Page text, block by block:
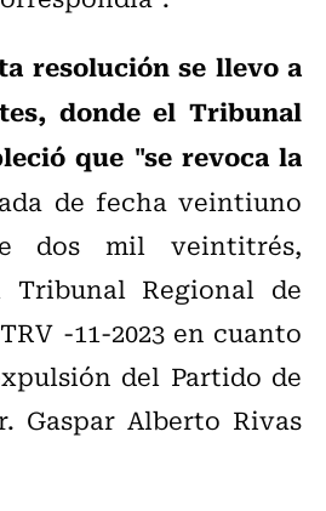
resolución se llevo a
donde el Tribunal
que "se revoca la
de fecha veintiuno
dos mil veintitrés,
Regional de
-11-2023 en cuanto
del Partido de
Gaspar Alberto Rivas